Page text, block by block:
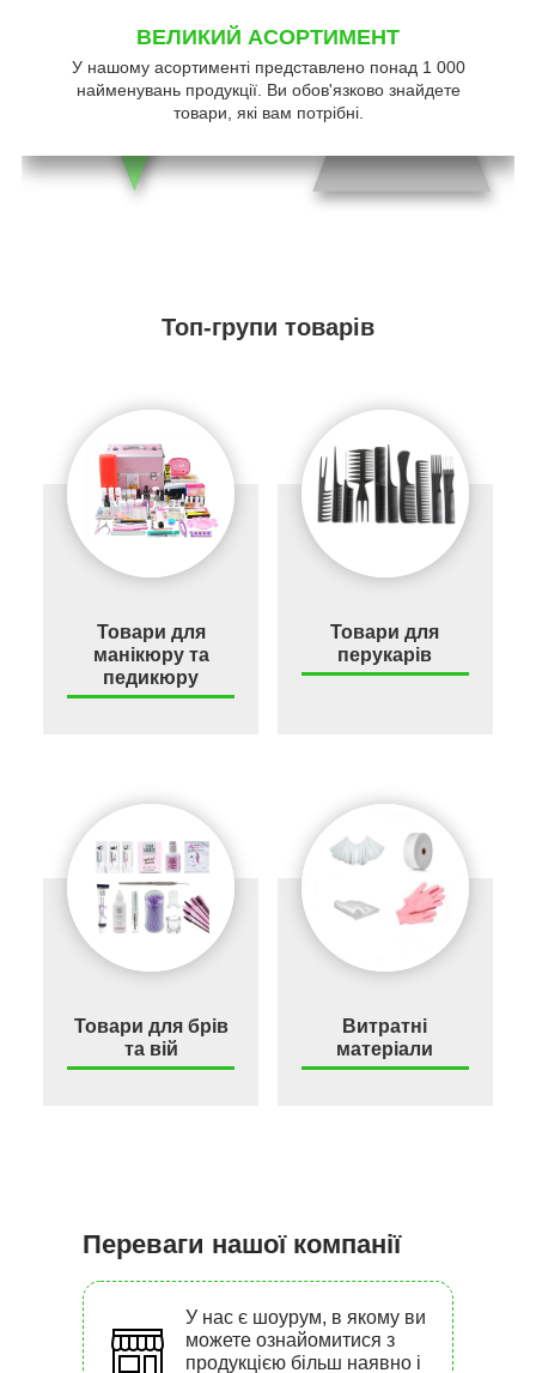
ВЕЛИКИЙ АСОРТИМЕНТ
У нашому асортименті представлено понад 1 000
найменувань продукції. Ви обов'язково знайдете
товари, які вам потрібні.
Топ-групи товарів
Товари для
манікюру та
педикюру
Товари для
перукарів
Товари для брів
та вій
Витратні
матеріали
Переваги нашої компанії
У нас є шоурум, в якому ви
можете ознайомитися з
продукцією більш наявно і